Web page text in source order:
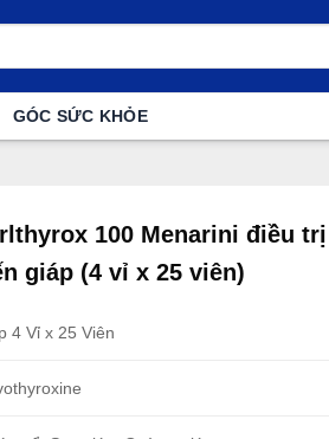
GÓC SỨC KHỎE
100 Menarini điều
giáp (4 vỉ x 25 viên)
4 Vỉ x 25 Viên